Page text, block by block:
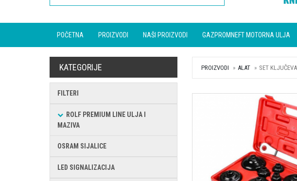
POČETNA PROIZVODI NAŠI PROIZVODI GAZPROMNEFT MOTORNA ULJA
KATEGORIJE
FILTERI
ROLF PREMIUM LINE ULJA I
MAZIVA
OSRAM SIJALICE
LED SIGNALIZACIJA
PROIZVODI ALAT SET